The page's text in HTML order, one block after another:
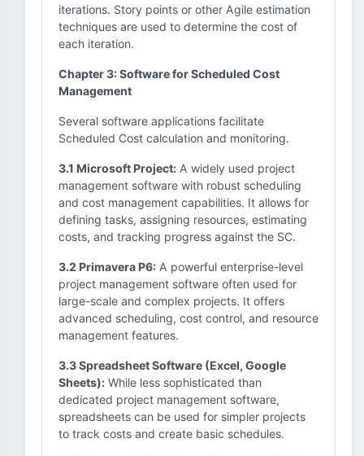
iterations. Story points or other Agile estimation
techniques are used to determine the cost of
each iteration.
Chapter 3: Software for Scheduled Cost
Management
Several software applications facilitate
Scheduled Cost calculation and monitoring.
3.1 Microsoft Project: A widely used project
management software with robust scheduling
and cost management capabilities. It allows for
defining tasks, assigning resources, estimating
costs, and tracking progress against the SC.
3.2 Primavera P6: A powerful enterprise-level
project management software often used for
large-scale and complex projects. It offers
advanced scheduling, cost control, and resource
management features.
3.3 Spreadsheet Software (Excel, Google
Sheets): While less sophisticated than
dedicated project management software,
spreadsheets can be used for simpler projects
to track costs and create basic schedules.